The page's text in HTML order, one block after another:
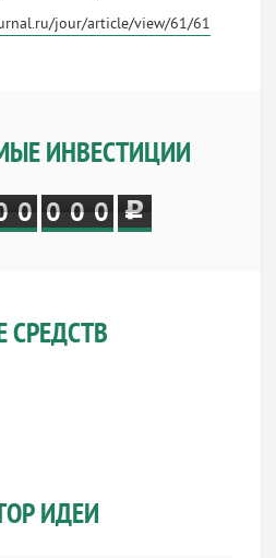
jour/article/view/61/61
ИНВЕСТИЦИИ
0 0 0 0
СРЕДСТВ
ИДЕИ